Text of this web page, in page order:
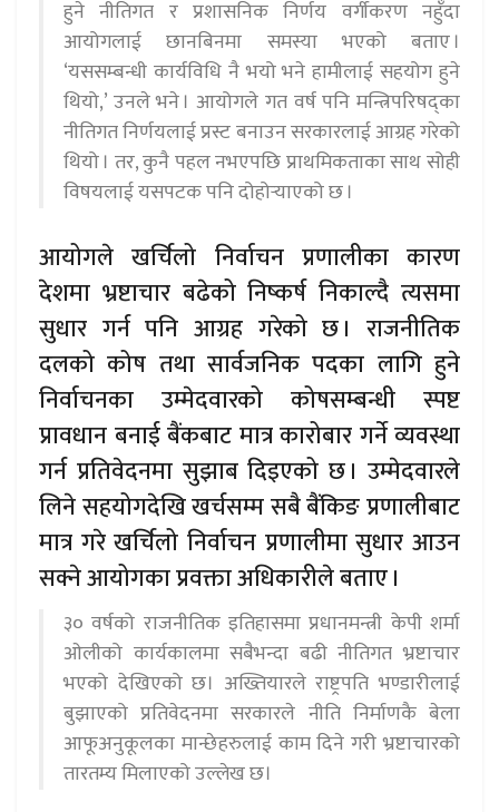
हुने नीतिगत र प्रशासनिक निर्णय वर्गीकरण नहुँदा
आयोगलाई छानबिनमा समस्या भएको बताए ।
‘यससम्बन्धी कार्यविधि नै भयो भने हामीलाई सहयोग हुने
थियो,’ उनले भने । आयोगले गत वर्ष पनि मन्त्रिपरिषद्का
नीतिगत निर्णयलाई प्रस्ट बनाउन सरकारलाई आग्रह गरेको
थियो । तर, कुनै पहल नभएपछि प्राथमिकताका साथ सोही
विषयलाई यसपटक पनि दोहोर्‍याएको छ ।
आयोगले खर्चिलो निर्वाचन प्रणालीका कारण
देशमा भ्रष्टाचार बढेको निष्कर्ष निकाल्दै त्यसमा
सुधार गर्न पनि आग्रह गरेको छ । राजनीतिक
दलको कोष तथा सार्वजनिक पदका लागि हुने
निर्वाचनका उम्मेदवारको कोषसम्बन्धी स्पष्ट
प्रावधान बनाई बैंकबाट मात्र कारोबार गर्ने व्यवस्था
गर्न प्रतिवेदनमा सुझाब दिइएको छ । उम्मेदवारले
लिने सहयोगदेखि खर्चसम्म सबै बैंकिङ प्रणालीबाट
मात्र गरे खर्चिलो निर्वाचन प्रणालीमा सुधार आउन
सक्ने आयोगका प्रवक्ता अधिकारीले बताए ।
३० वर्षको राजनीतिक इतिहासमा प्रधानमन्त्री केपी शर्मा
ओलीको कार्यकालमा सबैभन्दा बढी नीतिगत भ्रष्टाचार
भएको देखिएको छ। अख्तियारले राष्ट्रपति भण्डारीलाई
बुझाएको प्रतिवेदनमा सरकारले नीति निर्माणकै बेला
आफूअनुकूलका मान्छेहरुलाई काम दिने गरी भ्रष्टाचारको
तारतम्य मिलाएको उल्लेख छ।